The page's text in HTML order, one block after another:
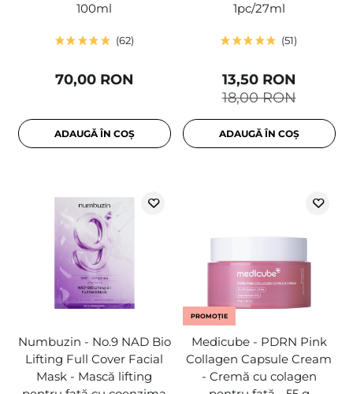
100ml
62
70,00 RON
ADAUGĂ ÎN COȘ
1pc/27ml
51
18,00 RON
13,50 RON
ADAUGĂ ÎN COȘ
Numbuzin - No.9 NAD Bio
Lifting Full Cover Facial
Mask - Mască lifting
PROMOȚIE
Medicube - PDRN Pink
Collagen Capsule Cream
- Cremă cu colagen